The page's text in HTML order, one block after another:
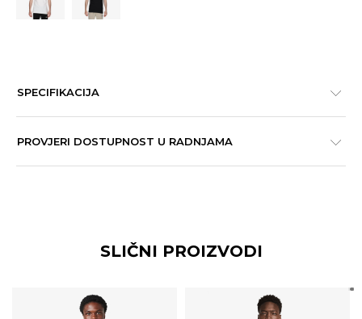
SPECIFIKACIJA
PROVJERI DOSTUPNOST U RADNJAMA
SLIČNI PROIZVODI